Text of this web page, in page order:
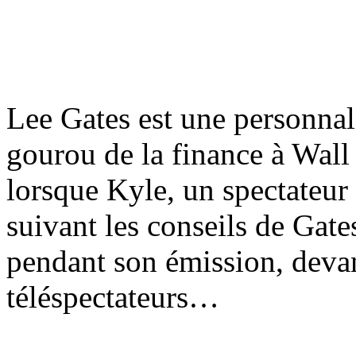
Lee Gates est une
gourou de la finance à
lorsque Kyle, un
suivant les conseils de
pendant son émission,
téléspectateurs…